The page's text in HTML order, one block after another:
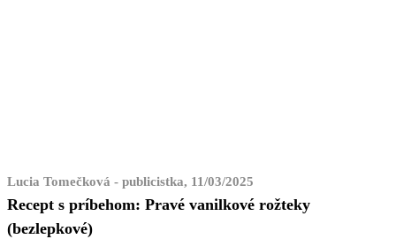
Lucia Tomečková - publicistka, 11/03/2025
Recept s príbehom: Pravé vanilkové rožteky
(bezlepkové)